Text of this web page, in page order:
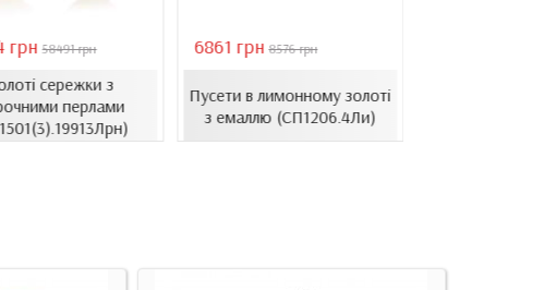
грн 58491 грн
сережки з
перлами
6861 грн 8576 грн
Пусети в лимонному золоті
з емаллю (СП1206.4Ли)